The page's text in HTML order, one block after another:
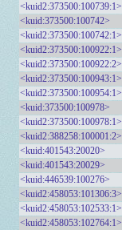
<kuid2:373500:100739:1>
<kuid:373500:100742>
<kuid2:373500:100742:1>
<kuid2:373500:100922:1>
<kuid2:373500:100922:2>
<kuid2:373500:100943:1>
<kuid2:373500:100954:1>
<kuid:373500:100978>
<kuid2:373500:100978:1>
<kuid2:388258:100001:2>
<kuid:401543:20020>
<kuid:401543:20029>
<kuid:446539:100276>
<kuid2:458053:101306:3>
<kuid2:458053:102533:1>
<kuid2:458053:102764:1>